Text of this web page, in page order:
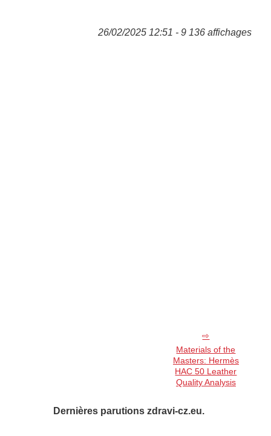
26/02/2025 12:51 - 9 136 affichages
Materials of the
Masters: Hermès
HAC 50 Leather
Quality Analysis
Dernières parutions zdravi-cz.eu.